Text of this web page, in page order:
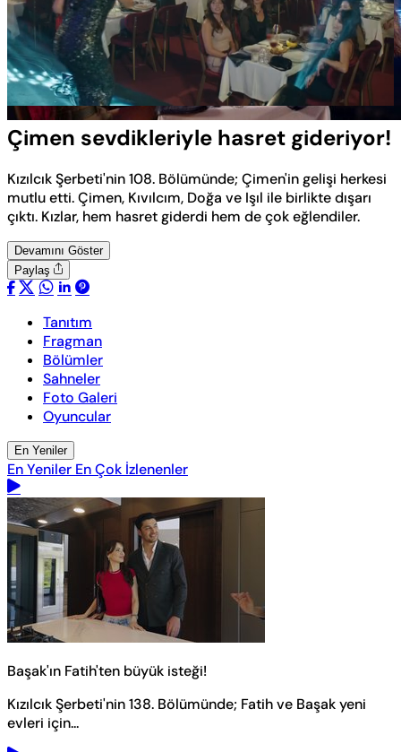
Sesi
Aç
Yüklendi
27.03%
Oynatma
Hızı
Çimen sevdikleriyle hasret gideriyor!
Kızılcık Şerbeti'nin 108. Bölümünde; Çimen'in gelişi herkesi
mutlu etti. Çimen, Kıvılcım, Doğa ve Işıl ile birlikte dışarı
çıktı. Kızlar, hem hasret giderdi hem de çok eğlendiler.
Devamını Göster
Paylaş
Tanıtım
Fragman
Bölümler
Sahneler
Foto Galeri
Oyuncular
En Yeniler
En Yeniler En Çok İzlenenler
Başak'ın Fatih'ten büyük isteği!
Kızılcık Şerbeti'nin 138. Bölümünde; Fatih ve Başak yeni
evleri için...